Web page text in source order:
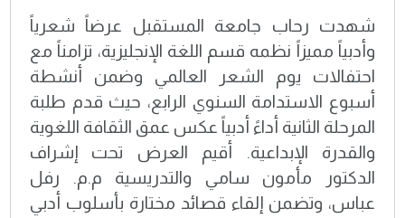
شهدت رحاب جامعة المستقبل عرضاً شعرياً
وأدبياً مميزاً نظمه قسم اللغة الإنجليزية، تزامناً مع
احتفالات يوم الشعر العالمي وضمن أنشطة
أسبوع الاستدامة السنوي الرابع، حيث قدم طلبة
المرحلة الثانية أداءً أدبياً عكس عمق الثقافة اللغوية
والقدرة الإبداعية. أقيم العرض تحت إشراف
الدكتور مأمون سامي والتدريسية م.م. رفل
عباس، وتضمن إلقاء قصائد مختارة بأسلوب أدبي